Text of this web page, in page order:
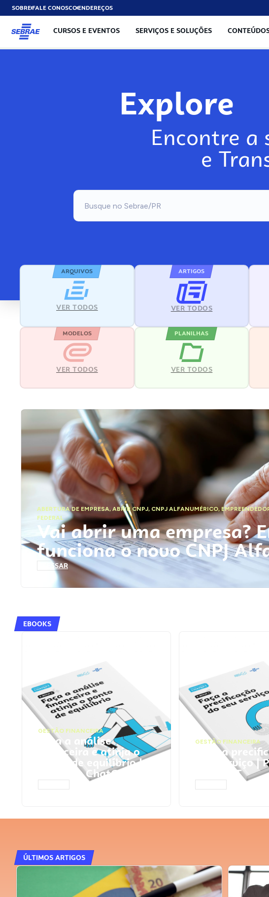
SOBREFALE CONOSCOENDEREÇOS
CURSOS E EVENTOS SERVIÇOS E SOLUÇÕES
Explore
Encontre a
e
ARQUIVOS
VER TODOS
ARTIGOS
VER TODOS
MODELOS
VER TODOS
PLANILHAS
VER TODOS
ABERTURA DE EMPRESA,ABRIR CNPJ, CNPJ ALFANUMÉRICO,
FEDERAL
Vai abrir uma empresa?
funciona o novo CNPJ
ACESSAR
EBOOKS
GESTÃO FINANCEIRA
Faça a análise
financeira e atinja o
ponto de equilíbrio |
Prompts ChatGPT
GESTÃO FINANCEIRA
Faça a
seu serviço |
ChatGPT
ÚLTIMOS ARTIGOS